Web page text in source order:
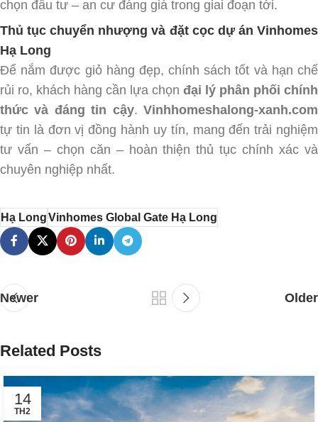
chọn đầu tư – an cư đáng giá trong giai đoạn tới.
Thủ tục chuyển nhượng và đặt cọc dự án Vinhomes
Hạ Long
Để nắm được giỏ hàng đẹp, chính sách tốt và hạn chế
rủi ro, khách hàng cần lựa chọn đại lý phân phối chính
thức và đáng tin cậy.Vinhhomeshalong-xanh.com
tự tin là đơn vị đồng hành uy tín, mang đến trải nghiệm
tư vấn – chọn căn – hoàn thiện thủ tục chính xác và
chuyên nghiệp nhất.
Hạ LongVinhomes Global Gate Hạ Long
Newer Older
Related Posts
14
TH2